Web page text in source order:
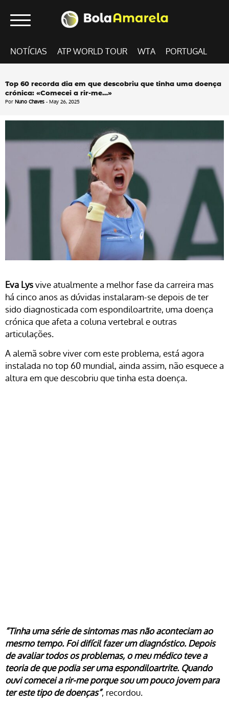
NOTÍCIAS ATP WORLD TOUR WTA PORTUGAL
Top 60 recorda dia em que descobriu que tinha uma doença
crónica: «Comecei a rir-me…»
Por Nuno Chaves - May 26, 2025
Eva Lysvive atualmente a melhor fase da carreira mas
há cinco anos as dúvidas instalaram-se depois de ter
sido diagnosticada com espondiloartrite, uma doença
crónica que afeta a coluna vertebral e outras
articulações.
A alemã sobre viver com este problema, está agora
instalada no top 60 mundial, ainda assim, não esquece a
altura em que descobriu que tinha esta doença.
“Tinha uma série de sintomas mas não aconteciam ao
mesmo tempo. Foi difícil fazer um diagnóstico. Depois
de avaliar todos os problemas, o meu médico teve a
teoria de que podia ser uma espondiloartrite. Quando
ouvi comecei a rir-me porque sou um pouco jovem para
ter este tipo de doenças”, recordou.